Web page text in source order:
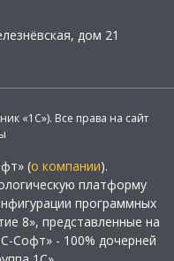
дом 21
«1С»). Все права на сайт
(о компании).
платформу
программных
8», представленные на
Софт» - 100% дочерней